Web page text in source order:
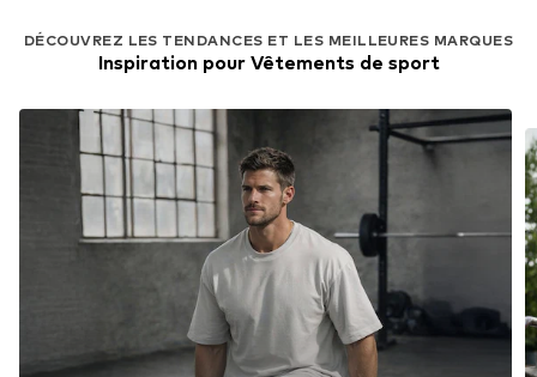
DÉCOUVREZ LES TENDANCES ET LES MEILLEURES MARQUES
Inspiration pour Vêtements de sport